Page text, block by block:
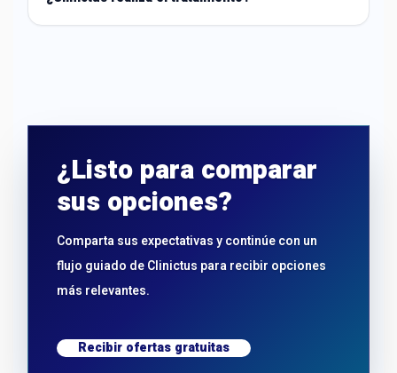
¿Listo para comparar
sus opciones?
Comparta sus expectativas y continúe con un
flujo guiado de Clinictus para recibir opciones
más relevantes.
Recibir ofertas gratuitas